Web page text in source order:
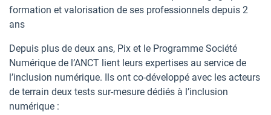
formation et valorisation de ses professionnels depuis 2
ans
Depuis plus de deux ans, Pix et le Programme Société
Numérique de l’ANCT lient leurs expertises au service de
l’inclusion numérique. Ils ont co-développé avec les acteurs
de terrain deux tests sur-mesure dédiés à l’inclusion
numérique :